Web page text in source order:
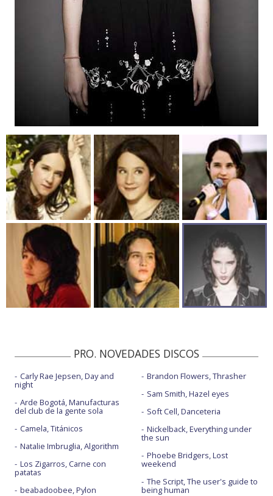
PRO. NOVEDADES DISCOS
Carly Rae Jepsen, Day and
night
Arde Bogotá, Manufacturas
del club de la gente sola
Camela, Titánicos
Natalie Imbruglia, Algorithm
Los Zigarros, Carne con
patatas
beabadoobee, Pylon
Brandon Flowers, Thrasher
Sam Smith, Hazel eyes
Soft Cell, Danceteria
Nickelback, Everything under
the sun
Phoebe Bridgers, Lost
weekend
The Script, The user's guide to
being human